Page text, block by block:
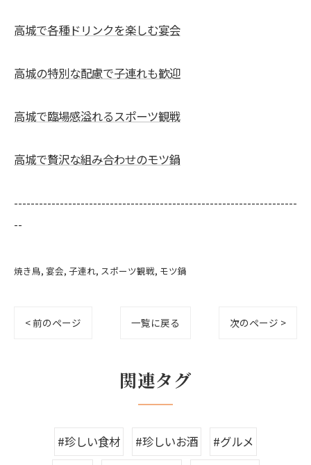
高城で各種ドリンクを楽しむ宴会
高城の特別な配慮で子連れも歓迎
高城で臨場感溢れるスポーツ観戦
高城で贅沢な組み合わせのモツ鍋
--------------------------------------------------------------------
--
焼き鳥 宴会 子連れ スポーツ観戦 モツ鍋
< 前のページ 一覧に戻る 次のページ >
関連タグ
#珍しい食材 #珍しいお酒
#グルメ